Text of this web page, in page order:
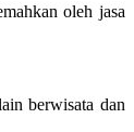
oleh jasa
berwisata dan